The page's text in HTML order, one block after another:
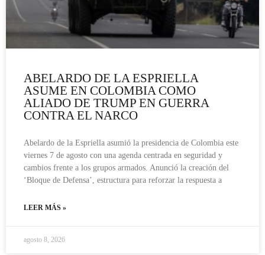
ABELARDO DE LA ESPRIELLA
ASUME EN COLOMBIA COMO
ALIADO DE TRUMP EN GUERRA
CONTRA EL NARCO
Abelardo de la Espriella asumió la presidencia de Colombia este
viernes 7 de agosto con una agenda centrada en seguridad y
cambios frente a los grupos armados. Anunció la creación del
‘Bloque de Defensa’, estructura para reforzar la respuesta a
LEER MÁS »
agosto 8, 2026